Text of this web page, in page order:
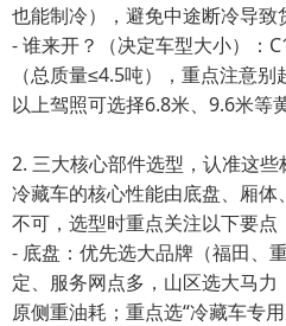
也能制冷），避免中途断冷导致
- 谁来开？（决定车型大小）：
（总质量≤4.5吨），重点注意
以上驾照可选择6.8米、9.6米等
2. 三大核心部件选型，认准这些
冷藏车的核心性能由底盘、厢
不可，选型时重点关注以下要点
- 底盘：优先选大品牌（福田、
定、服务网点多，山区选大马
原侧重油耗；重点选“冷藏车专